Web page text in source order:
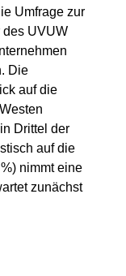
Umfrage zur
des UVUW
Die
auf die
Drittel der
auf die
nimmt eine
zunächst